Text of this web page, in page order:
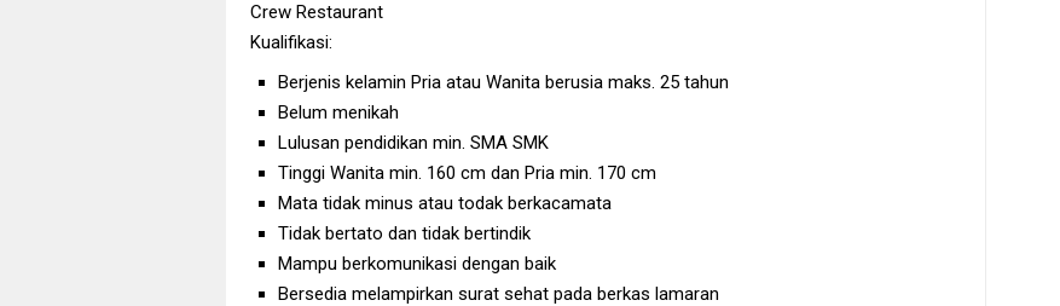
Crew Restaurant
Kualifikasi:
Berjenis kelamin Pria atau Wanita berusia maks. 25 tahun
Belum menikah
Lulusan pendidikan min. SMA SMK
Tinggi Wanita min. 160 cm dan Pria min. 170 cm
Mata tidak minus atau todak berkacamata
Tidak bertato dan tidak bertindik
Mampu berkomunikasi dengan baik
Bersedia melampirkan surat sehat pada berkas lamaran